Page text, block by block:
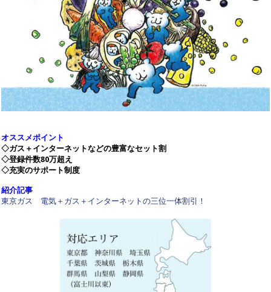
オススメポイント
◇ガス＋インターネットなどの豊富なセット割
◇登録件数80万超え
◇充実のサポート制度
紹介記事
東京ガス 電気＋ガス＋インターネットの三位一体割引！